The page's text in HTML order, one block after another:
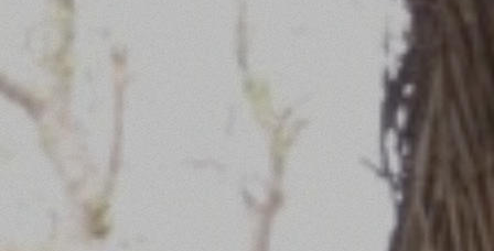
Images et mots du Niger
Soutenir le peuple nigérien
A propos
Le Niger